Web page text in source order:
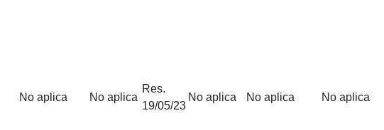
No aplica No aplica
Res.
19/05/23
No aplica No aplica No aplica